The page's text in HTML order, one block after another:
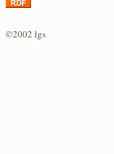
©2002 lgs